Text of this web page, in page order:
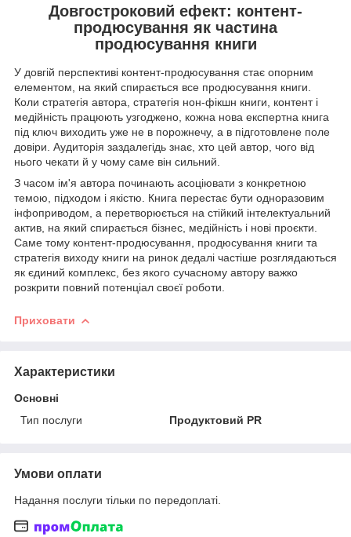
Довгостроковий ефект: контент-
продюсування як частина
продюсування книги
У довгій перспективі контент-продюсування стає опорним
елементом, на який спирається все продюсування книги.
Коли стратегія автора, стратегія нон-фікшн книги, контент і
медійність працюють узгоджено, кожна нова експертна книга
під ключ виходить уже не в порожнечу, а в підготовлене поле
довіри. Аудиторія заздалегідь знає, хто цей автор, чого від
нього чекати й у чому саме він сильний.
З часом ім'я автора починають асоціювати з конкретною
темою, підходом і якістю. Книга перестає бути одноразовим
інфоприводом, а перетворюється на стійкий інтелектуальний
актив, на який спирається бізнес, медійність і нові проєкти.
Саме тому контент-продюсування, продюсування книги та
стратегія виходу книги на ринок дедалі частіше розглядаються
як єдиний комплекс, без якого сучасному автору важко
розкрити повний потенціал своєї роботи.
Приховати
Характеристики
Основні
Тип послуги
Продуктовий PR
Умови оплати
Надання послуги тільки по передоплаті.